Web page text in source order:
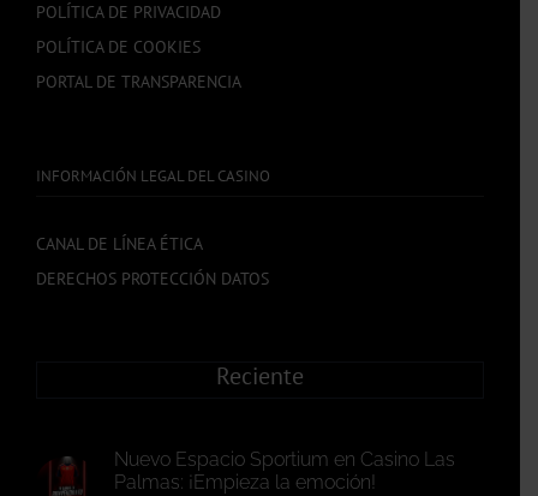
POLÍTICA DE PRIVACIDAD
POLÍTICA DE COOKIES
PORTAL DE TRANSPARENCIA
INFORMACIÓN LEGAL DEL CASINO
CANAL DE LÍNEA ÉTICA
DERECHOS PROTECCIÓN DATOS
Reciente
Nuevo Espacio Sportium en Casino Las
Palmas: ¡Empieza la emoción!